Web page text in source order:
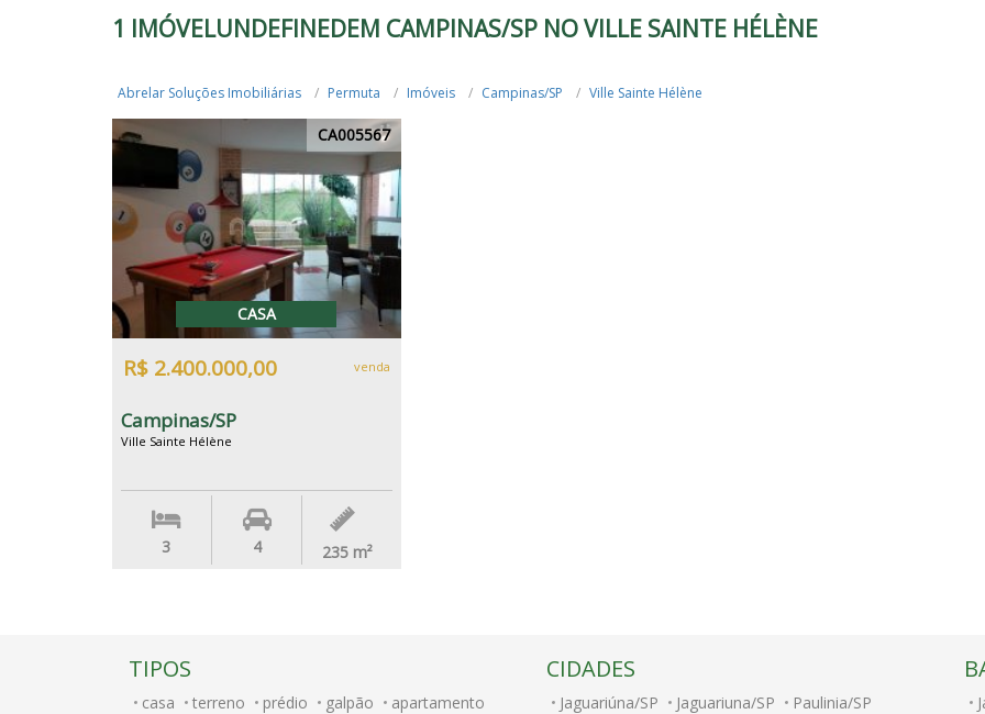
1 IMÓVELUNDEFINEDEM CAMPINAS/SP NO VILLE SAINTE HÉLÈNE
Abrelar Soluções Imobiliárias Permuta Imóveis Campinas/SP Ville Sainte Hélène
CA005567
CASA
R$ 2.400.000,00 venda
Campinas/SP
Ville Sainte Hélène
3 4 235 m²
TIPOS
casa terreno prédio galpão
apartamento
CIDADES
Jaguariúna/SP Jaguariuna/SP Paulinia/SP